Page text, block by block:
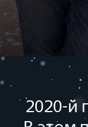
2020-й